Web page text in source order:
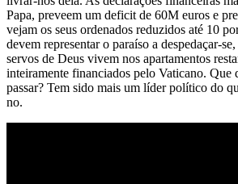
Papa, preveem um deficit de 60M euros e
vejam os seus ordenados reduzidos até 10
devem representar o paraíso a despedaçar-
servos de Deus vivem nos apartamentos
inteiramente financiados pelo Vaticano. Que
passar? Tem sido mais um líder político do
no.